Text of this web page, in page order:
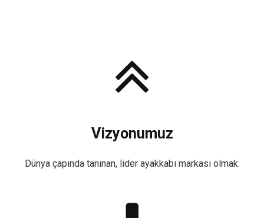
Vizyonumuz
Dünya çapında tanınan, lider ayakkabı markası olmak.